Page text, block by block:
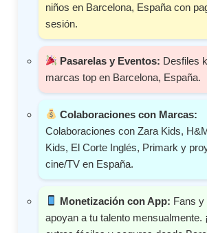
niños en Barcelona, España con
sesión.
Pasarelas y Eventos: Desfiles
marcas top en Barcelona, España.
Colaboraciones con Marcas:
Colaboraciones con Zara Kids,
Kids, El Corte Inglés, Primark y
cine/TV en España.
Monetización con App: Fans y
apoyan a tu talento mensualmente.